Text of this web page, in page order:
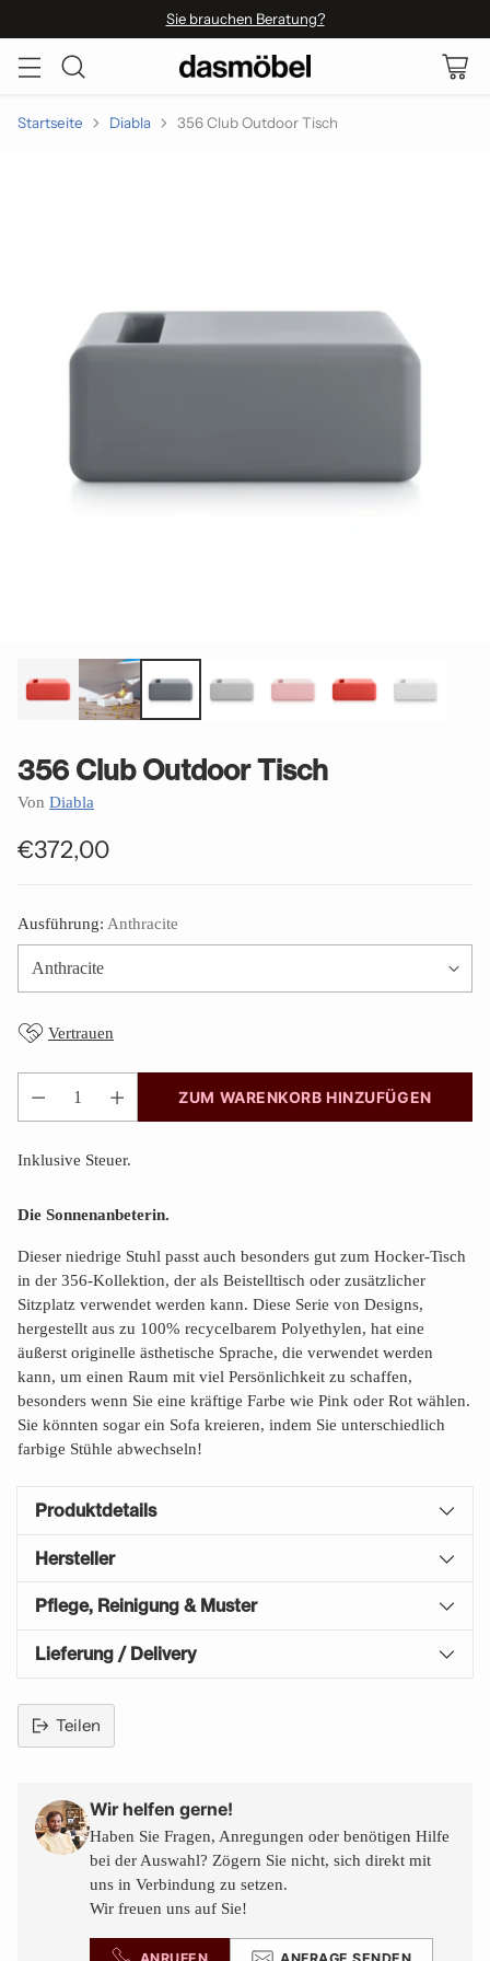
Sie brauchen Beratung?
Startseite Diabla 356 Club Outdoor Tisch
356 Club Outdoor Tisch
Von Diabla
Normaler
€372,00
Ausführung: Anthracite
Vertrauen
Anzahl
ZUM WARENKORB HINZUFÜGEN
Inklusive Steuer.
Die Sonnenanbeterin.
Dieser niedrige Stuhl passt auch besonders gut zum Hocker-Tisch
in der 356-Kollektion, der als Beistelltisch oder zusätzlicher
Sitzplatz verwendet werden kann. Diese Serie von Designs,
hergestellt aus zu 100% recycelbarem Polyethylen, hat eine
äußerst originelle ästhetische Sprache, die verwendet werden
kann, um einen Raum mit viel Persönlichkeit zu schaffen,
besonders wenn Sie eine kräftige Farbe wie Pink oder Rot wählen.
Sie könnten sogar ein Sofa kreieren, indem Sie unterschiedlich
farbige Stühle abwechseln!
Produktdetails
Hersteller
Pflege, Reinigung & Muster
Lieferung / Delivery
Teilen
den
Warenkorb
legen
Wir helfen gerne!
Haben Sie Fragen, Anregungen oder benötigen Hilfe
bei der Auswahl? Zögern Sie nicht, sich direkt mit
uns in Verbindung zu setzen.
Wir freuen uns auf Sie!